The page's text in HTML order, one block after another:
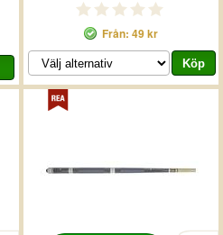
Från: 49 kr